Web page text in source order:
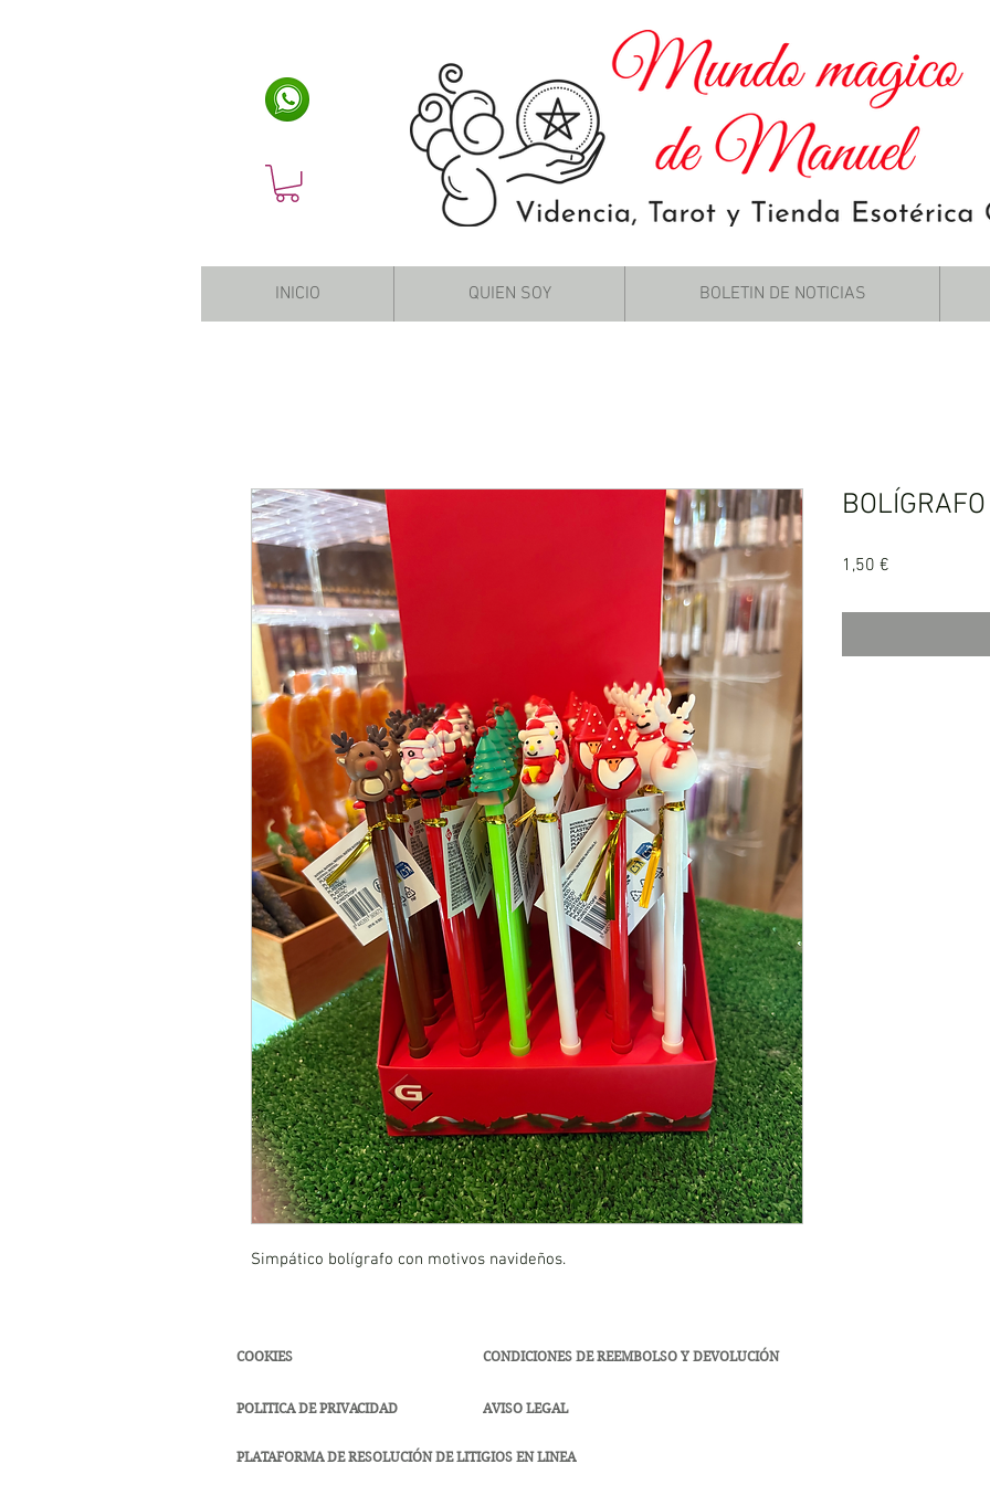
INICIO QUIEN SOY BOLETIN DE NOTICIAS
Simpático bolígrafo con motivos navideños.
1,50 €
COOKIES
POLITICA DE PRIVACIDAD
CONDICIONES DE REEMBOLSO Y DEVOLUCIÓN
AVISO LEGAL
PLATAFORMA DE RESOLUCIÓN DE LITIGIOS EN LINEA